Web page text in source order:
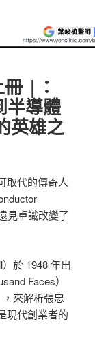
|：
半導體
英雄之
取代的傳奇人
見卓識改變了
於 1948 年出
Faces）
來解析張忠
現代創業者的